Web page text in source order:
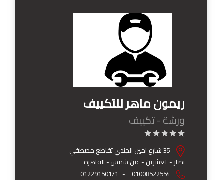
ريمون ماهر للتكييف
ورشة - تكييف
35 شارع امين الجندي تقاطع مصطفي
نصار - العشرين - عين شمس - القاهرة
01008522554
-
01229150171